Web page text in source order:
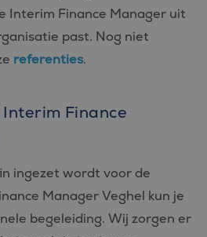
Interim Finance Manager uit
past. Nog niet
referenties.
Finance
ingezet wordt voor de
Manager Veghel kun je
begeleiding. Wij zorgen er